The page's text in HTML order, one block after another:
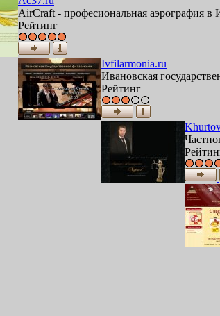
AirCraft - професиональная аэрография в
Рейтинг
Ivfilarmonia.ru
Ивановская
Рейтинг